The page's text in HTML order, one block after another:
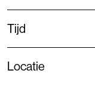
Tijd
Locatie